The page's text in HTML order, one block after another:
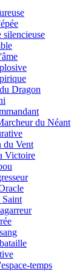
silencieuse
Dragon
du Néant
du Vent
Victoire
temps